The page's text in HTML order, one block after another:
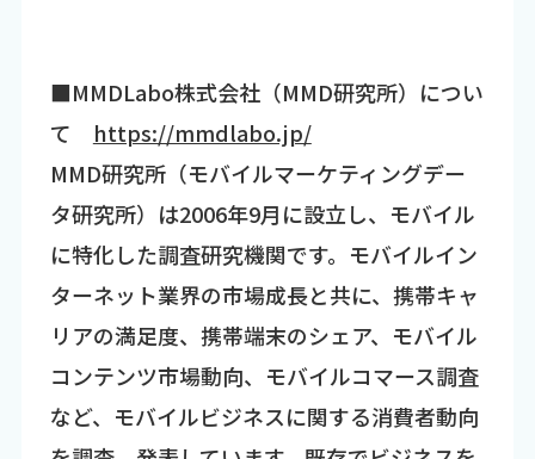
■MMDLabo株式会社（MMD研究所）につい
て https://mmdlabo.jp/
MMD研究所（モバイルマーケティングデー
タ研究所）は2006年9月に設立し、モバイル
に特化した調査研究機関です。モバイルイン
ターネット業界の市場成長と共に、携帯キャ
リアの満足度、携帯端末のシェア、モバイル
コンテンツ市場動向、モバイルコマース調査
など、モバイルビジネスに関する消費者動向